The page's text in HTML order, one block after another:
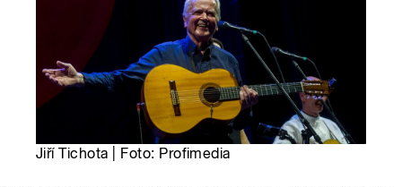
Jiří Tichota | Foto: Profimedia